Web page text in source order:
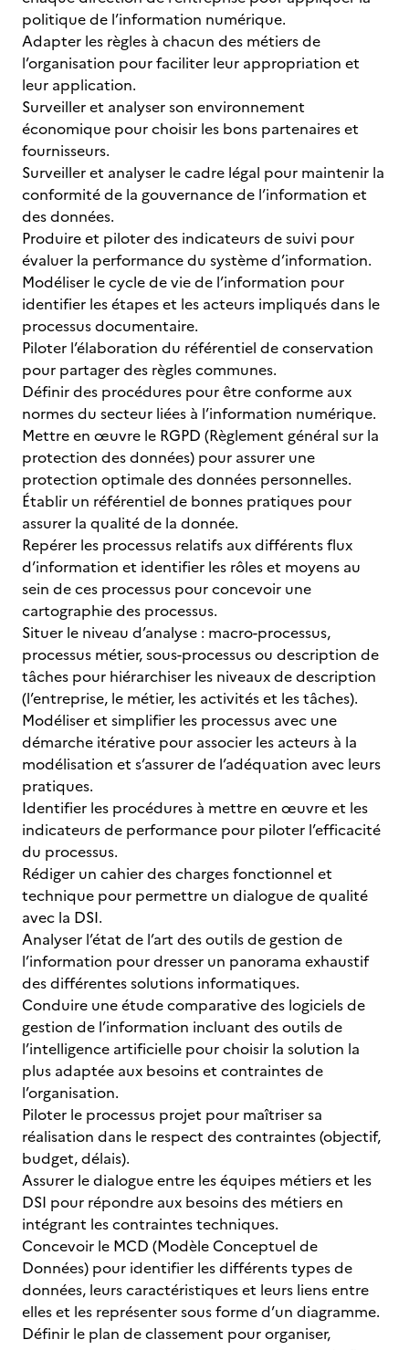
politique de l’information numérique.
Adapter les règles à chacun des métiers de
l’organisation pour faciliter leur appropriation et
leur application.
Surveiller et analyser son environnement
économique pour choisir les bons partenaires et
fournisseurs.
Surveiller et analyser le cadre légal pour maintenir la
conformité de la gouvernance de l’information et
des données.
Produire et piloter des indicateurs de suivi pour
évaluer la performance du système d’information.
Modéliser le cycle de vie de l’information pour
identifier les étapes et les acteurs impliqués dans le
processus documentaire.
Piloter l’élaboration du référentiel de conservation
pour partager des règles communes.
Définir des procédures pour être conforme aux
normes du secteur liées à l’information numérique.
Mettre en œuvre le RGPD (Règlement général sur la
protection des données) pour assurer une
protection optimale des données personnelles.
Établir un référentiel de bonnes pratiques pour
assurer la qualité de la donnée.
Repérer les processus relatifs aux différents flux
d’information et identifier les rôles et moyens au
sein de ces processus pour concevoir une
cartographie des processus.
Situer le niveau d’analyse : macro-processus,
processus métier, sous-processus ou description de
tâches pour hiérarchiser les niveaux de description
(l’entreprise, le métier, les activités et les tâches).
Modéliser et simplifier les processus avec une
démarche itérative pour associer les acteurs à la
modélisation et s’assurer de l’adéquation avec leurs
pratiques.
Identifier les procédures à mettre en œuvre et les
indicateurs de performance pour piloter l’efficacité
du processus.
Rédiger un cahier des charges fonctionnel et
technique pour permettre un dialogue de qualité
avec la DSI.
Analyser l’état de l’art des outils de gestion de
l’information pour dresser un panorama exhaustif
des différentes solutions informatiques.
Conduire une étude comparative des logiciels de
gestion de l’information incluant des outils de
l’intelligence artificielle pour choisir la solution la
plus adaptée aux besoins et contraintes de
l’organisation.
Piloter le processus projet pour maîtriser sa
réalisation dans le respect des contraintes (objectif,
budget, délais).
Assurer le dialogue entre les équipes métiers et les
DSI pour répondre aux besoins des métiers en
intégrant les contraintes techniques.
Concevoir le MCD (Modèle Conceptuel de
Données) pour identifier les différents types de
données, leurs caractéristiques et leurs liens entre
elles et les représenter sous forme d’un diagramme.
Définir le plan de classement pour organiser,